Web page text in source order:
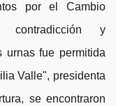
por el Cambio
contradicción y
urnas fue permitida
Valle", presidenta
se encontraron